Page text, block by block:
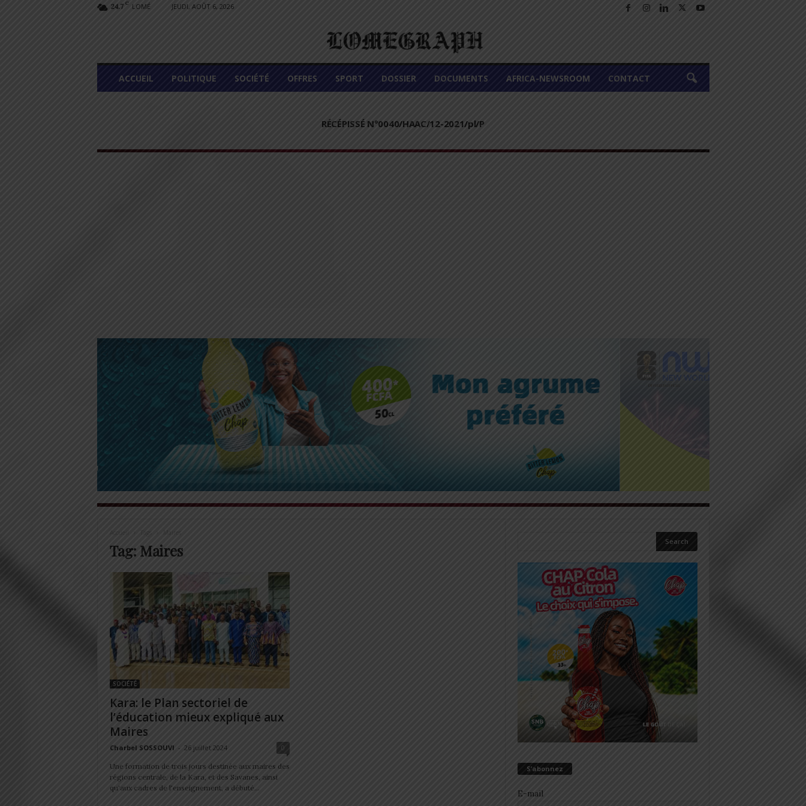
24.7 C LOMÉ JEUDI, AOÛT 6, 2026
L
M
ACCUEIL POLITIQUE SOCIÉTÉ OFFRES SPORT DOSSIER DOCUMENTS AFRICA-NEWSROOM CONTACT
RÉCÉPISSÉ N°0040/HAAC/12-2021/pl/P
Accueil Tags Maires
Tag: Maires
SOCIÉTÉ
Kara: le Plan sectoriel de
l’éducation mieux expliqué aux
Maires
Charbel SOSSOUVI - 26 juillet 2024 0
Une formation de trois jours destinée aux maires des
régions centrale, de la Kara, et des Savanes, ainsi
qu'aux cadres de l'enseignement, a débuté...
S’abonnez
E-mail